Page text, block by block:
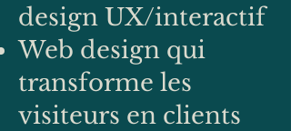
design UX/interactif
Web design qui
transforme les
visiteurs en clients